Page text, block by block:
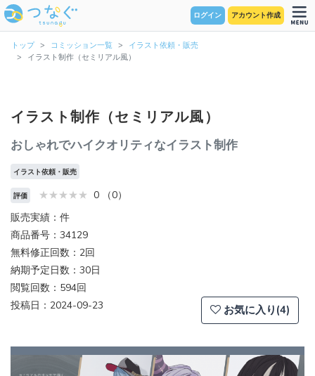
ログイン アカウント作成
トップ コミッション一覧
イラスト依頼・販売
イラスト制作（セミリアル風）
イラスト制作（セミリアル風）
おしゃれでハイクオリティなイラスト制作
イラスト依頼・販売
評価
0 （0）
販売実績：件
商品番号：34129
無料修正回数：2回
納期予定日数：30日
閲覧回数：594回
投稿日：2024-09-23
お気に入り(4)